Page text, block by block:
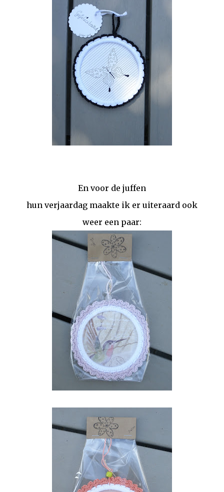
En voor de juffen
hun verjaardag maakte ik er uiteraard ook
weer een paar: